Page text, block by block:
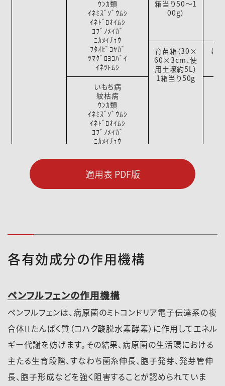
ｳﾝｶ類
ｲﾈﾐｽﾞｿﾞｳﾑｼ
ｲﾈﾄﾞﾛｵｲﾑｼ
ｺﾌﾞﾉﾒｲｶﾞ
ﾆｶﾒｲﾁｭｳ
ﾌﾀｵﾋﾞｺﾔｶﾞ
ﾂﾏｸﾞﾛﾖｺﾊﾞｲ
ｲﾈﾂﾄﾑｼ
箱当り50～1
00g）
育苗箱（30×
60×3cm、使
用土壌約5L）
1箱当り50g
は
いもち病
紋枯病
ｳﾝｶ類
ｲﾈﾐｽﾞｿﾞｳﾑｼ
ｲﾈﾄﾞﾛｵｲﾑｼ
ｺﾌﾞﾉﾒｲｶﾞ
ﾆｶﾒｲﾁｭｳ
ﾂﾏｸﾞﾛﾖｺﾊﾞｲ
ｲﾈﾂﾄﾑｼ
疑似紋枯症（赤色菌核
病菌）
適用表 PDF版
各有効成分の作用機構
ペンフルフェンの作用機構
ペンフルフェンは、病原菌のミトコンドリア電子伝達系の複
合体IIたんぱく質（コハク酸脱水素酵素）に作用してエネル
ギー代謝を妨げます。その結果、病原菌の生活環における
主たる生育段階、すなわち菌糸伸長、胞子発芽、発芽管伸
長、胞子形成などを強く阻害することが認められていま